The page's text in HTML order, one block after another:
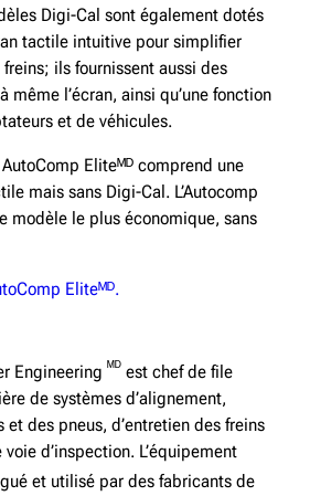
Digi-Cal sont également dotés
tactile intuitive pour simplifier
ils fournissent aussi des
même l’écran, ainsi qu’une fonction
et de véhicules.
Eliteᴹᴰ comprend une
mais sans Digi-Cal. L’Autocomp
modèle le plus économique, sans
Eliteᴹᴰ.
Engineering ᴹᴰ est chef de file
de systèmes d’alignement,
et des pneus, d’entretien des freins
d’inspection. L’équipement
et utilisé par des fabricants de